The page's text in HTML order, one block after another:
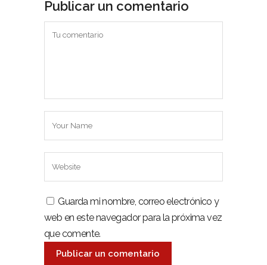
Publicar un comentario
Guarda mi nombre, correo electrónico y
web en este navegador para la próxima vez
que comente.